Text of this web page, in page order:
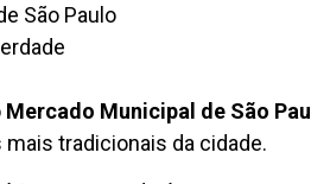
São Paulo
Mercado Municipal de São
tradicionais da cidade.